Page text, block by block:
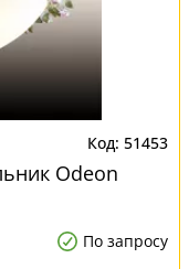
51453
Odeon
По запросу